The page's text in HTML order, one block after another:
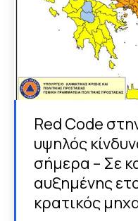
Red Code
υψηλός
σήμερα – Σε
αυξημένης
κρατικός